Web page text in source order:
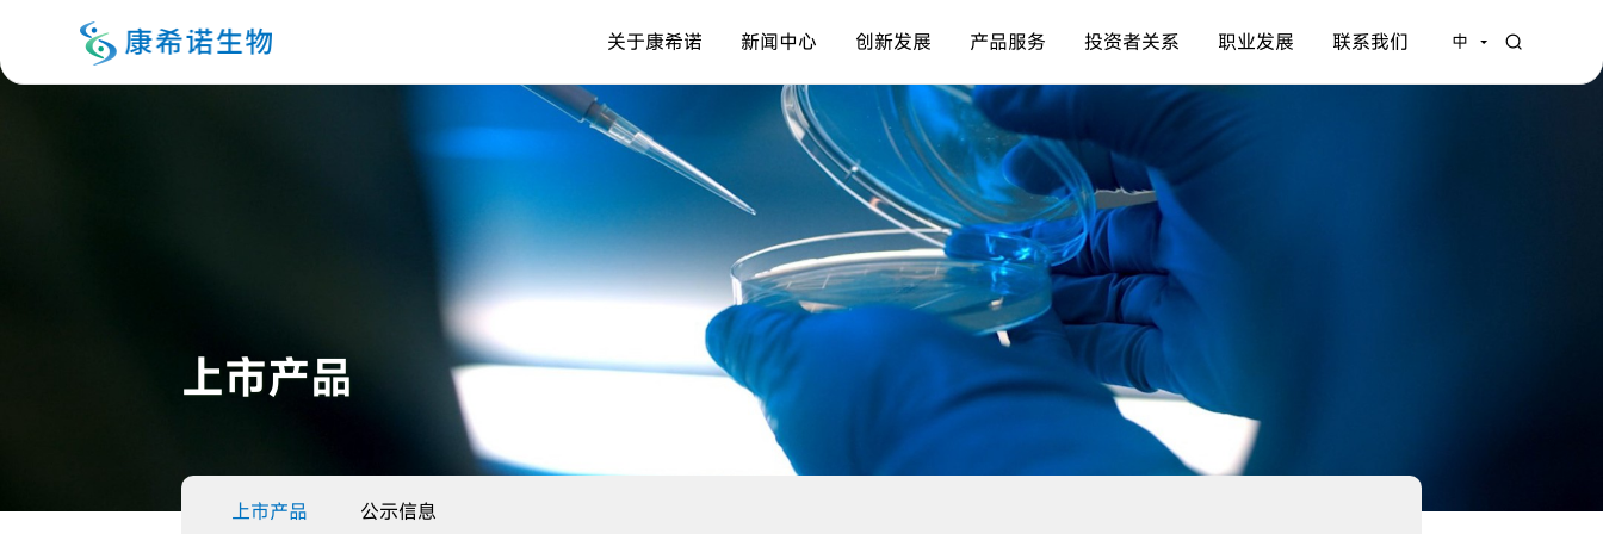
中
关于康希诺 新闻中心 创新发展 产品服务 投资者关系 职业发展 联系我们
上市产品
上市产品 公示信息